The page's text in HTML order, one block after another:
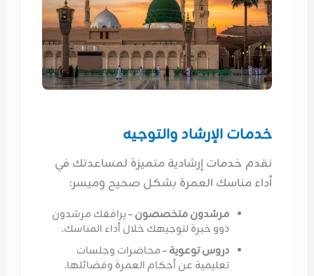
خدمات الإرشاد والتوجيه
نقدم خدمات إرشادية متميزة لمساعدتك في
أداء مناسك العمرة بشكل صحيح وميسر:
مرشدون متخصصون– يرافقك مرشدون
ذوو خبرة لتوجيهك خلال أداء المناسك.
دروس توعوية– محاضرات وجلسات
تعليمية عن أحكام العمرة وفضائلها.